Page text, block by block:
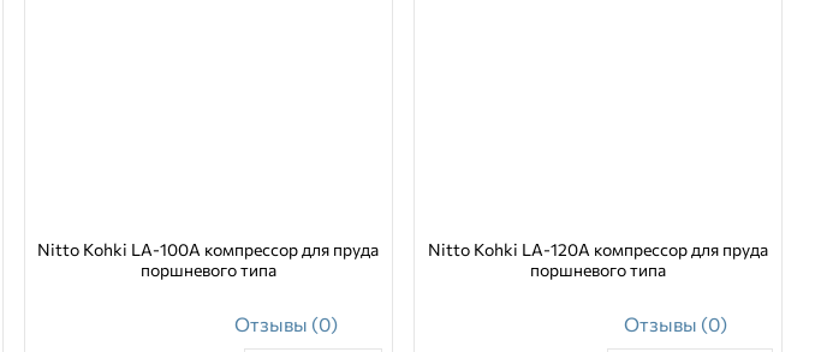
Nitto Kohki LA-100A компрессор для пруда
поршневого типа
Отзывы (0)
Nitto Kohki LA-120A компрессор для пруда
поршневого типа
Отзывы (0)